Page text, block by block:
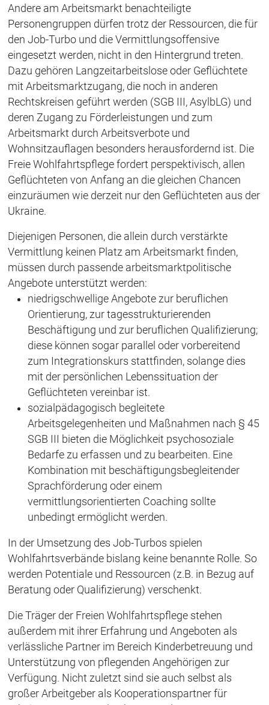
Andere am Arbeitsmarkt benachteiligte
Personengruppen dürfen trotz der Ressourcen, die für
den Job-Turbo und die Vermittlungsoffensive
eingesetzt werden, nicht in den Hintergrund treten.
Dazu gehören Langzeitarbeitslose oder Geflüchtete
mit Arbeitsmarktzugang, die noch in anderen
Rechtskreisen geführt werden (SGB III, AsylbLG) und
deren Zugang zu Förderleistungen und zum
Arbeitsmarkt durch Arbeitsverbote und
Wohnsitzauflagen besonders herausfordernd ist. Die
Freie Wohlfahrtspflege fordert perspektivisch, allen
Geflüchteten von Anfang an die gleichen Chancen
einzuräumen wie derzeit nur den Geflüchteten aus der
Ukraine.
Diejenigen Personen, die allein durch verstärkte
Vermittlung keinen Platz am Arbeitsmarkt finden,
müssen durch passende arbeitsmarktpolitische
Angebote unterstützt werden:
niedrigschwellige Angebote zur beruflichen
Orientierung, zur tagesstrukturierenden
Beschäftigung und zur beruflichen Qualifizierung;
diese können sogar parallel oder vorbereitend
zum Integrationskurs stattfinden, solange dies
mit der persönlichen Lebenssituation der
Geflüchteten vereinbar ist.
sozialpädagogisch begleitete
Arbeitsgelegenheiten und Maßnahmen nach § 45
SGB III bieten die Möglichkeit psychosoziale
Bedarfe zu erfassen und zu bearbeiten. Eine
Kombination mit beschäftigungsbegleitender
Sprachförderung oder einem
vermittlungsorientierten Coaching sollte
unbedingt ermöglicht werden.
In der Umsetzung des Job-Turbos spielen
Wohlfahrtsverbände bislang keine benannte Rolle. So
werden Potentiale und Ressourcen (z.B. in Bezug auf
Beratung oder Qualifizierung) verschenkt.
Die Träger der Freien Wohlfahrtspflege stehen
außerdem mit ihrer Erfahrung und Angeboten als
verlässliche Partner im Bereich Kinderbetreuung und
Unterstützung von pflegenden Angehörigen zur
Verfügung. Nicht zuletzt sind sie auch selbst als
großer Arbeitgeber als Kooperationspartner für